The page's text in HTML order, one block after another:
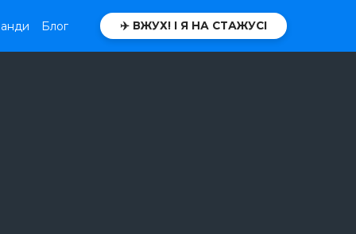
Блог ✈️ ВЖУХ! І Я НА СТАЖУСІ